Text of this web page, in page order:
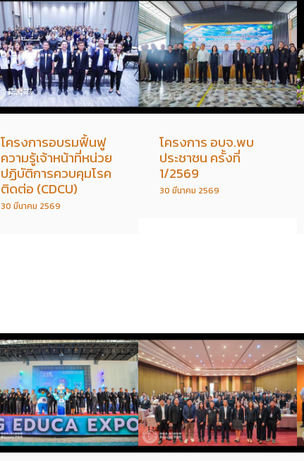
โครงการอบรมฟื้นฟู
ความรู้เจ้าหน้าที่หน่วย
ปฏิบัติการควบคุมโรค
ติดต่อ (CDCU)
30 มีนาคม 2569
โครงการ อบจ.พบ
ประชาชน ครั้งที่
1/2569
30 มีนาคม 2569